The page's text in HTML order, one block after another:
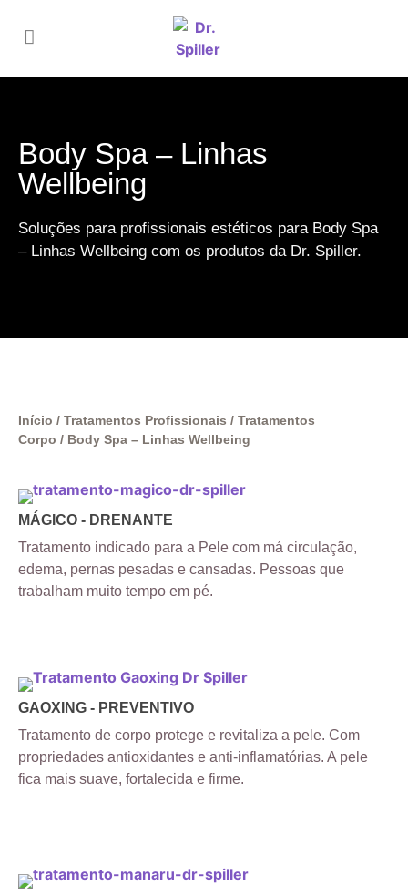
Body Spa – Linhas
Wellbeing
Soluções para profissionais estéticos para Body Spa
– Linhas Wellbeing com os produtos da Dr. Spiller.
Início / Tratamentos Profissionais / Tratamentos
Corpo / Body Spa – Linhas Wellbeing
MÁGICO - DRENANTE
Tratamento indicado para a Pele com má circulação,
edema, pernas pesadas e cansadas. Pessoas que
trabalham muito tempo em pé.
GAOXING - PREVENTIVO
Tratamento de corpo protege e revitaliza a pele. Com
propriedades antioxidantes e anti-inflamatórias. A pele
fica mais suave, fortalecida e firme.